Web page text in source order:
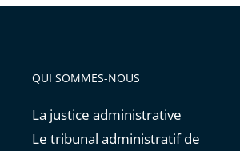
QUI SOMMES-NOUS
La justice administrative
Le tribunal administratif de